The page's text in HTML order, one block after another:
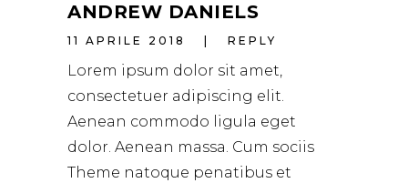
ANDREW DANIELS
11 APRILE 2018 REPLY
Lorem ipsum dolor sit amet,
consectetuer adipiscing elit.
Aenean commodo ligula eget
dolor. Aenean massa. Cum sociis
Theme natoque penatibus et